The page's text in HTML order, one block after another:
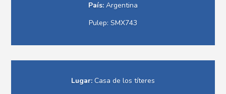
País: Argentina
Pulep: SMX743
Lugar: Casa de los títeres